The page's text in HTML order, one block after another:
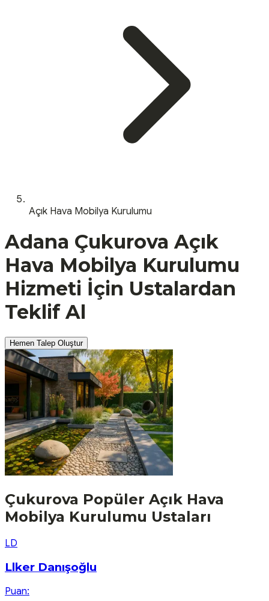
Açık Hava Mobilya Kurulumu
Adana Çukurova Açık
Hava Mobilya Kurulumu
Hizmeti İçin Ustalardan
Teklif Al
Hemen Talep Oluştur
Çukurova Popüler Açık Hava
Mobilya Kurulumu Ustaları
LD
Llker Danışoğlu
Puan: